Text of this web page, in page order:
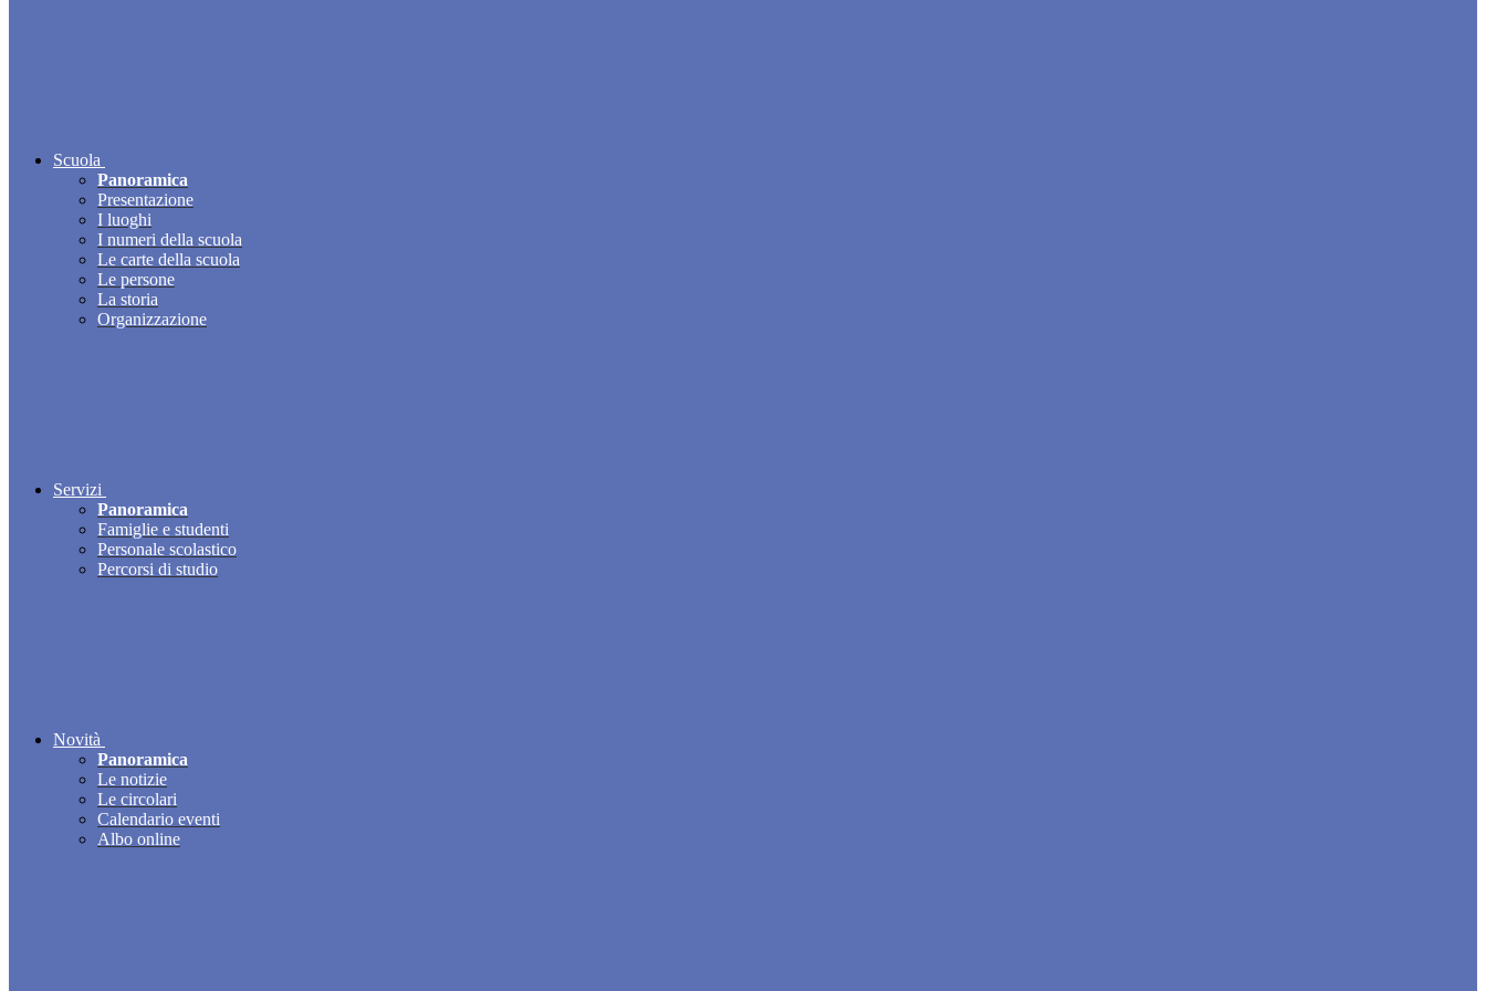
Scuola
Panoramica
Presentazione
I luoghi
I numeri della scuola
Le carte della scuola
Le persone
La storia
Organizzazione
Servizi
Panoramica
Famiglie e studenti
Personale scolastico
Percorsi di studio
Novità
Panoramica
Le notizie
Le circolari
Calendario eventi
Albo online